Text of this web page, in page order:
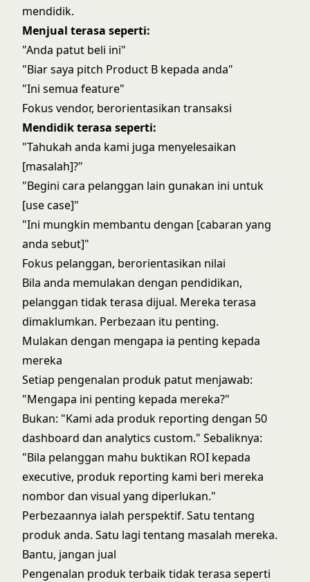
mendidik.
Menjual terasa seperti:
"Anda patut beli ini"
"Biar saya pitch Product B kepada anda"
"Ini semua feature"
Fokus vendor, berorientasikan transaksi
Mendidik terasa seperti:
"Tahukah anda kami juga menyelesaikan
[masalah]?"
"Begini cara pelanggan lain gunakan ini untuk
[use case]"
"Ini mungkin membantu dengan [cabaran yang
anda sebut]"
Fokus pelanggan, berorientasikan nilai
Bila anda memulakan dengan pendidikan,
pelanggan tidak terasa dijual. Mereka terasa
dimaklumkan. Perbezaan itu penting.
Mulakan dengan mengapa ia penting kepada
mereka
Setiap pengenalan produk patut menjawab:
"Mengapa ini penting kepada mereka?"
Bukan: "Kami ada produk reporting dengan 50
dashboard dan analytics custom." Sebaliknya:
"Bila pelanggan mahu buktikan ROI kepada
executive, produk reporting kami beri mereka
nombor dan visual yang diperlukan."
Perbezaannya ialah perspektif. Satu tentang
produk anda. Satu lagi tentang masalah mereka.
Bantu, jangan jual
Pengenalan produk terbaik tidak terasa seperti